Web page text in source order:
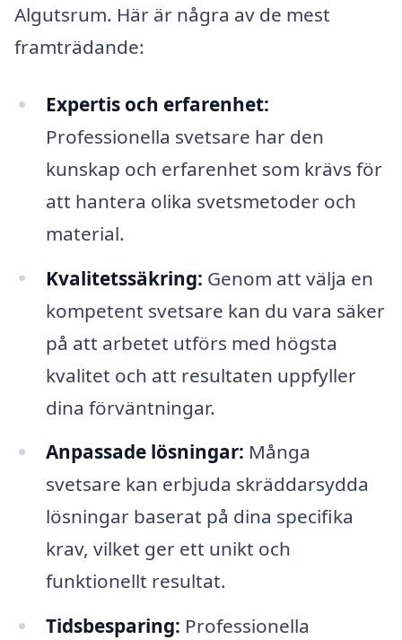
Algutsrum. Här är några av de mest
framträdande:
Expertis och erfarenhet:
Professionella svetsare har den
kunskap och erfarenhet som krävs för
att hantera olika svetsmetoder och
material.
Kvalitetssäkring: Genom att välja en
kompetent svetsare kan du vara säker
på att arbetet utförs med högsta
kvalitet och att resultaten uppfyller
dina förväntningar.
Anpassade lösningar: Många
svetsare kan erbjuda skräddarsydda
lösningar baserat på dina specifika
krav, vilket ger ett unikt och
funktionellt resultat.
Tidsbesparing: Professionella